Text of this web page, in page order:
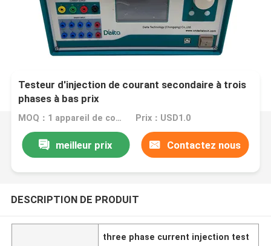
Testeur d'injection de courant secondaire à trois
phases à bas prix
MOQ：1 appareil de contrôle actuel secondaire d'injection d'ensemble Prix：USD1.0
meilleur prix Contactez nous
DESCRIPTION DE PRODUIT
three phase current injection test